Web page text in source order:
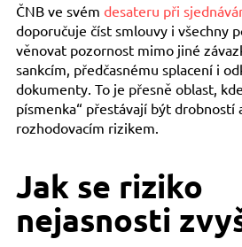
ČNB ve svém desateru při
doporučuje číst smlouvy i všechny
věnovat pozornost mimo jiné
sankcím, předčasnému splacení i
dokumenty. To je přesně oblast,
písmenka“ přestávají být drobností
rozhodovacím rizikem.
Jak se riziko
nejasnosti